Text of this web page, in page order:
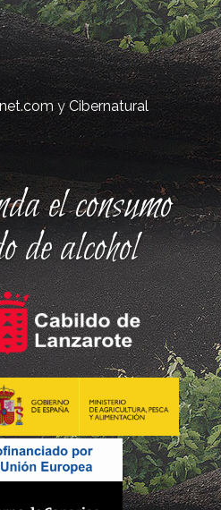
yCibernatural
el consumo
de alcohol